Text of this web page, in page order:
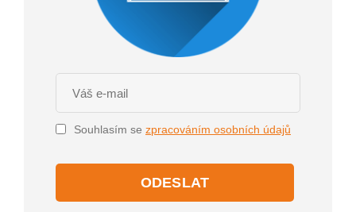
Souhlasím se zpracováním osobních údajů
ODESLAT